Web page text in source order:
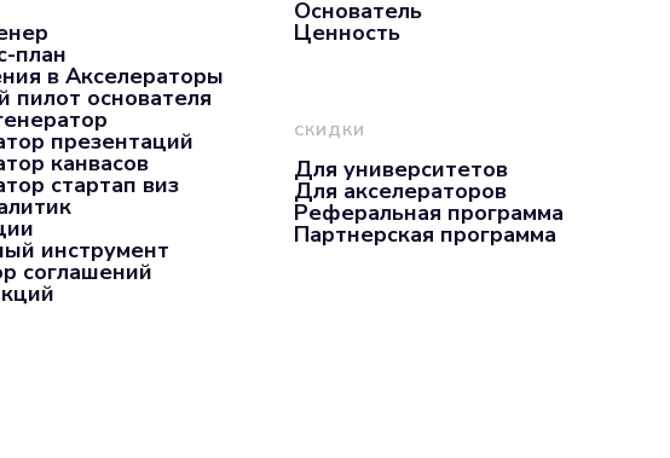
план
в Акселераторы
пилот основателя
презентаций
канвасов
стартап виз
инструмент
соглашений
Основатель
Ценность
СКИДКИ
Для университетов
Для акселераторов
Реферальная программа
Партнерская программа